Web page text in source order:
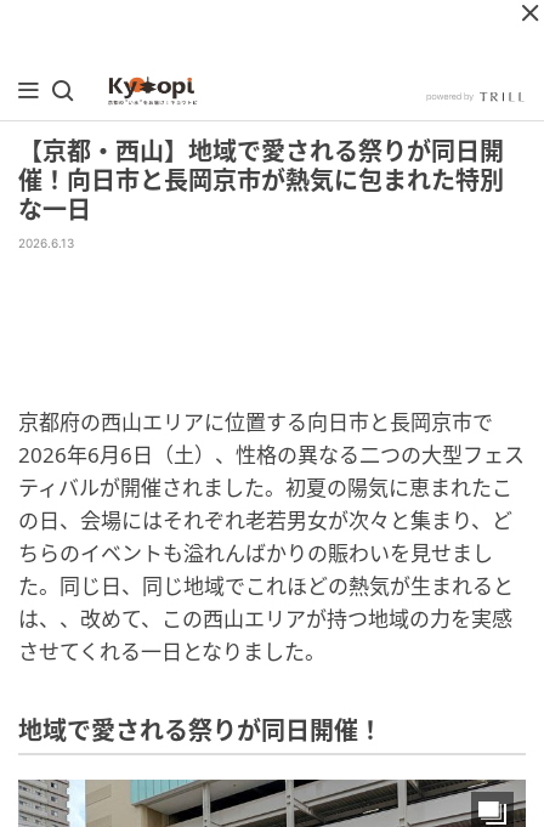
【京都・西山】地域で愛される祭りが同日開
催！向日市と長岡京市が熱気に包まれた特別
な一日
2026.6.13
京都府の西山エリアに位置する向日市と長岡京市で
2026年6月6日（土）、性格の異なる二つの大型フェス
ティバルが開催されました。初夏の陽気に恵まれたこ
の日、会場にはそれぞれ老若男女が次々と集まり、ど
ちらのイベントも溢れんばかりの賑わいを見せまし
た。同じ日、同じ地域でこれほどの熱気が生まれると
は、、改めて、この西山エリアが持つ地域の力を実感
させてくれる一日となりました。
地域で愛される祭りが同日開催！